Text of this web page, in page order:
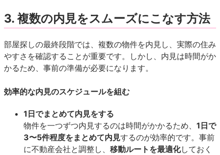
3. 複数の内見をスムーズにこなす方法
部屋探しの最終段階では、複数の物件を内見し、実際の住み
やすさを確認することが重要です。しかし、内見は時間がか
かるため、事前の準備が必要になります。
効率的な内見のスケジュールを組む
1日でまとめて内見をする
物件を一つずつ内見するのは時間がかかるため、 1日で
3〜5件程度をまとめて内見するのが効率的です。事前
に不動産会社と調整し、 移動ルートを最適化しておく